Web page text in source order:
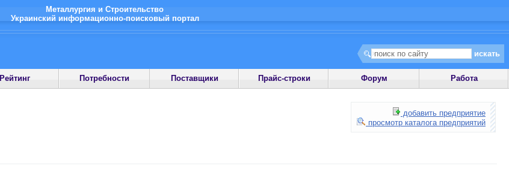
Металлургия и Строительство
Украинский информационно-поисковый портал
Рейтинг Потребности Поставщики Прайс-строки Форум Работа
добавить предприятие
просмотр каталога предприятий